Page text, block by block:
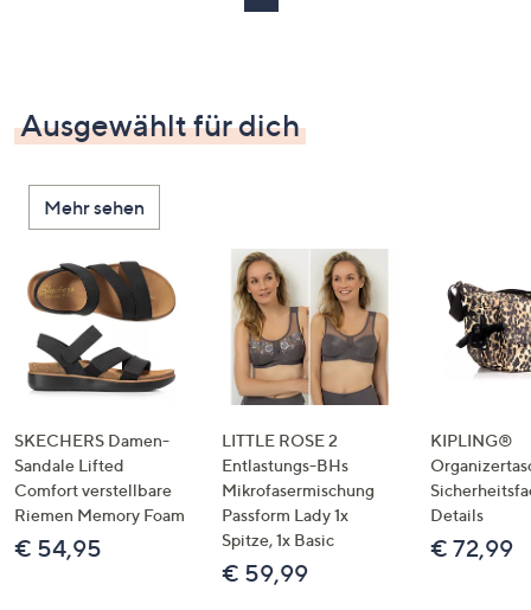
Ausgewählt für dich
Mehr sehen
SKECHERS Damen-
Sandale Lifted
Comfort verstellbare
Riemen Memory Foam
€ 54,95
LITTLE ROSE 2
Entlastungs-BHs
Mikrofasermischung
Passform Lady 1x
Spitze, 1x Basic
€ 59,99
KIPLING®
Details
€ 72,99